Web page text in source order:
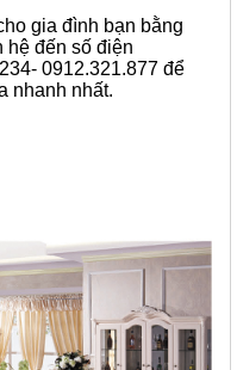
gia đình bạn bằng
hệ đến số điện
0912.321.877 để
nhanh nhất.